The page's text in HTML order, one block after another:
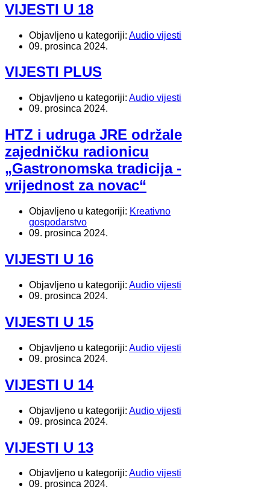
VIJESTI U 18
Objavljeno u kategoriji: Audio vijesti
09. prosinca 2024.
VIJESTI PLUS
Objavljeno u kategoriji: Audio vijesti
09. prosinca 2024.
HTZ i udruga JRE održale
zajedničku radionicu
„Gastronomska tradicija -
vrijednost za novac“
Objavljeno u kategoriji: Kreativno
gospodarstvo
09. prosinca 2024.
VIJESTI U 16
Objavljeno u kategoriji: Audio vijesti
09. prosinca 2024.
VIJESTI U 15
Objavljeno u kategoriji: Audio vijesti
09. prosinca 2024.
VIJESTI U 14
Objavljeno u kategoriji: Audio vijesti
09. prosinca 2024.
VIJESTI U 13
Objavljeno u kategoriji: Audio vijesti
09. prosinca 2024.